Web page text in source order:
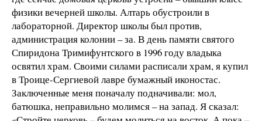
физики вечерней школы. Алтарь обустроили в
лабораторной. Директор школы был против,
администрация колонии – за. В день памяти святого
Спиридона Тримифунтского в 1996 году владыка
освятил храм. Своими силами расписали храм, я купил
в Троице-Сергиевой лавре бумажный иконостас.
Заключенные меня поначалу подначивали: мол,
батюшка, неправильно молимся – на запад. Я сказал: